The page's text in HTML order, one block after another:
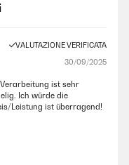
VALUTAZIONE VERIFICATA
30/09/2025
ist sehr
Ich würde die
Leistung ist überragend!